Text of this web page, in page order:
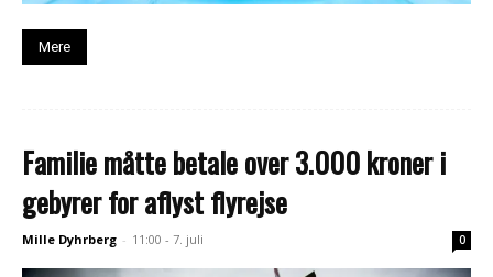
Mere
Familie måtte betale over 3.000 kroner i
gebyrer for aflyst flyrejse
Mille Dyhrberg - 11:00 - 7. juli 0